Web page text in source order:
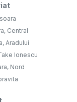
Central
Aradului
Ionescu
Nord